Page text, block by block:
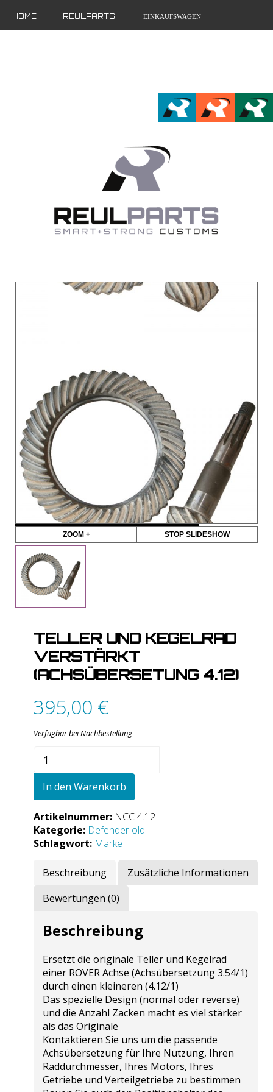
HOME REULPARTS EINKAUFSWAGEN
ZOOM + STOP SLIDESHOW
TELLER UND KEGELRAD
VERSTÄRKT
(ACHSÜBERSETUNG 4.12)
395,00 €
Verfügbar bei Nachbestellung
und
verstärkt
4.12)
Menge
In den Warenkorb
Artikelnummer: NCC 4.12
Kategorie: Defender old
Schlagwort: Marke
Beschreibung
Zusätzliche Informationen
Bewertungen (0)
Beschreibung
Ersetzt die originale Teller und Kegelrad
einer ROVER Achse (Achsübersetzung 3.54/1)
durch einen kleineren (4.12/1)
Das spezielle Design (normal oder reverse)
und die Anzahl Zacken macht es viel stärker
als das Originale
Kontaktieren Sie uns um die passende
Achsübersetzung für Ihre Nutzung, Ihren
Raddurchmesser, Ihres Motors, Ihres
Getriebe und Verteilgetriebe zu bestimmen